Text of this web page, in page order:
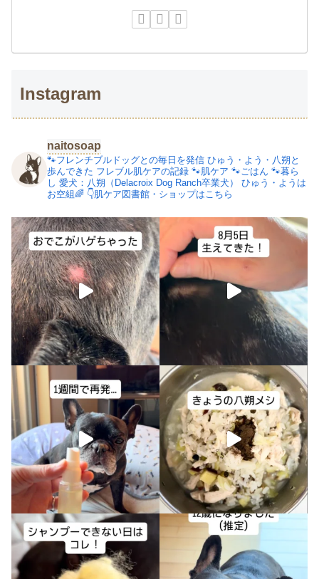
Instagram
naitosoap
🐾フレンチブルドッグとの毎日を発信 ひゅう・よう・八朔と
歩んできた フレブル肌ケアの記録 🐾肌ケア 🐾ごはん 🐾暮ら
し 愛犬：八朔（Delacroix Dog Ranch卒業犬）
ひゅう・ようは
お空組🌈 👇肌ケア図書館・ショップはこちら